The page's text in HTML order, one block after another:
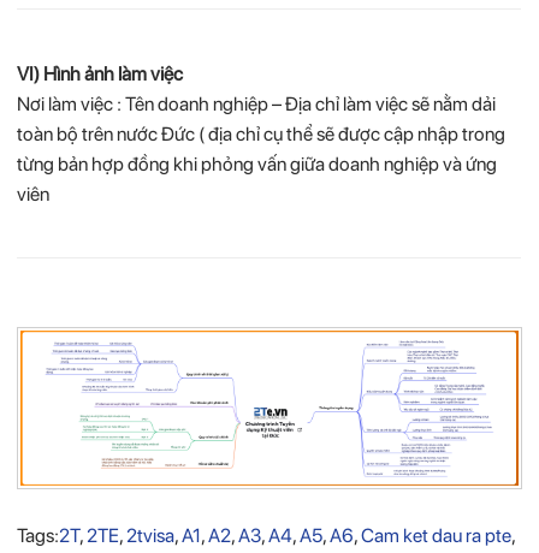
VI) Hình ảnh làm việc
Nơi làm việc : Tên doanh nghiệp – Địa chỉ làm việc sẽ nằm dải
toàn bộ trên nước Đức ( địa chỉ cụ thể sẽ được cập nhập trong
từng bản hợp đồng khi phỏng vấn giữa doanh nghiệp và ứng
viên
Tags:2T, 2TE, 2tvisa,A1,A2,A3,A4,A5,A6,Cam ket dau ra pte,